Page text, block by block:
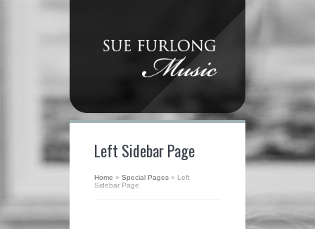
Left Sidebar Page
Home » Special Pages » Left
Sidebar Page